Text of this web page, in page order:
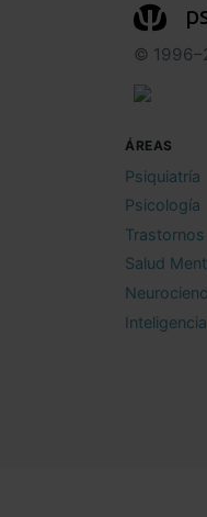
©
ÁREAS
Psiquiatría
Psicología
Trastornos
Salud